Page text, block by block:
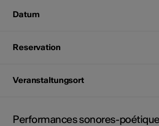
Datum
Reservation
Veranstaltungsort
Performances sonores-